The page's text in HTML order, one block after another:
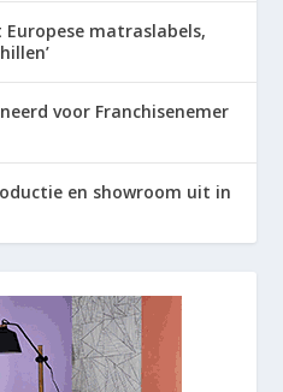
matraslabels,
voor Franchisenemer
en showroom uit in